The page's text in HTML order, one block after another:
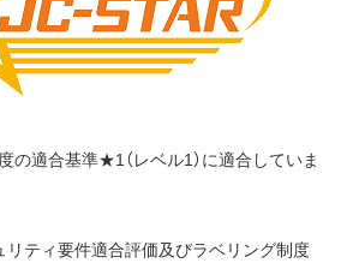
の適合基準★1（レベル1）に適合していま
リティ要件適合評価及びラベリング制度